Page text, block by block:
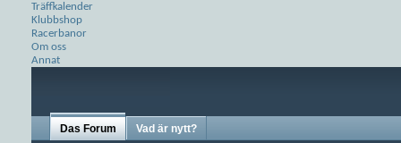
Träffkalender
Klubbshop
Racerbanor
Om oss
Annat
Das Forum Vad är nytt?